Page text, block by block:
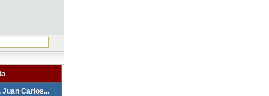
Juan Carlos...